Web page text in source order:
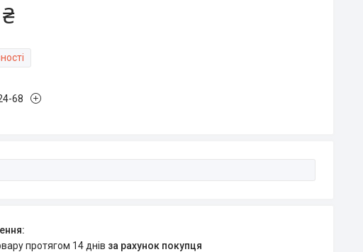
68
протягом 14 днів за рахунок покупця